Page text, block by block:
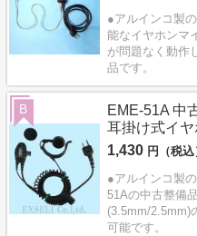
●アルインコ製
能なイヤホンマ
が問題なく動作
品です。
EME-51A 中
耳掛け式イヤ
1,430 円（税込
●アルインコ製
51Aの中古整備
(3.5mm/2.5mm)
可能です。
B